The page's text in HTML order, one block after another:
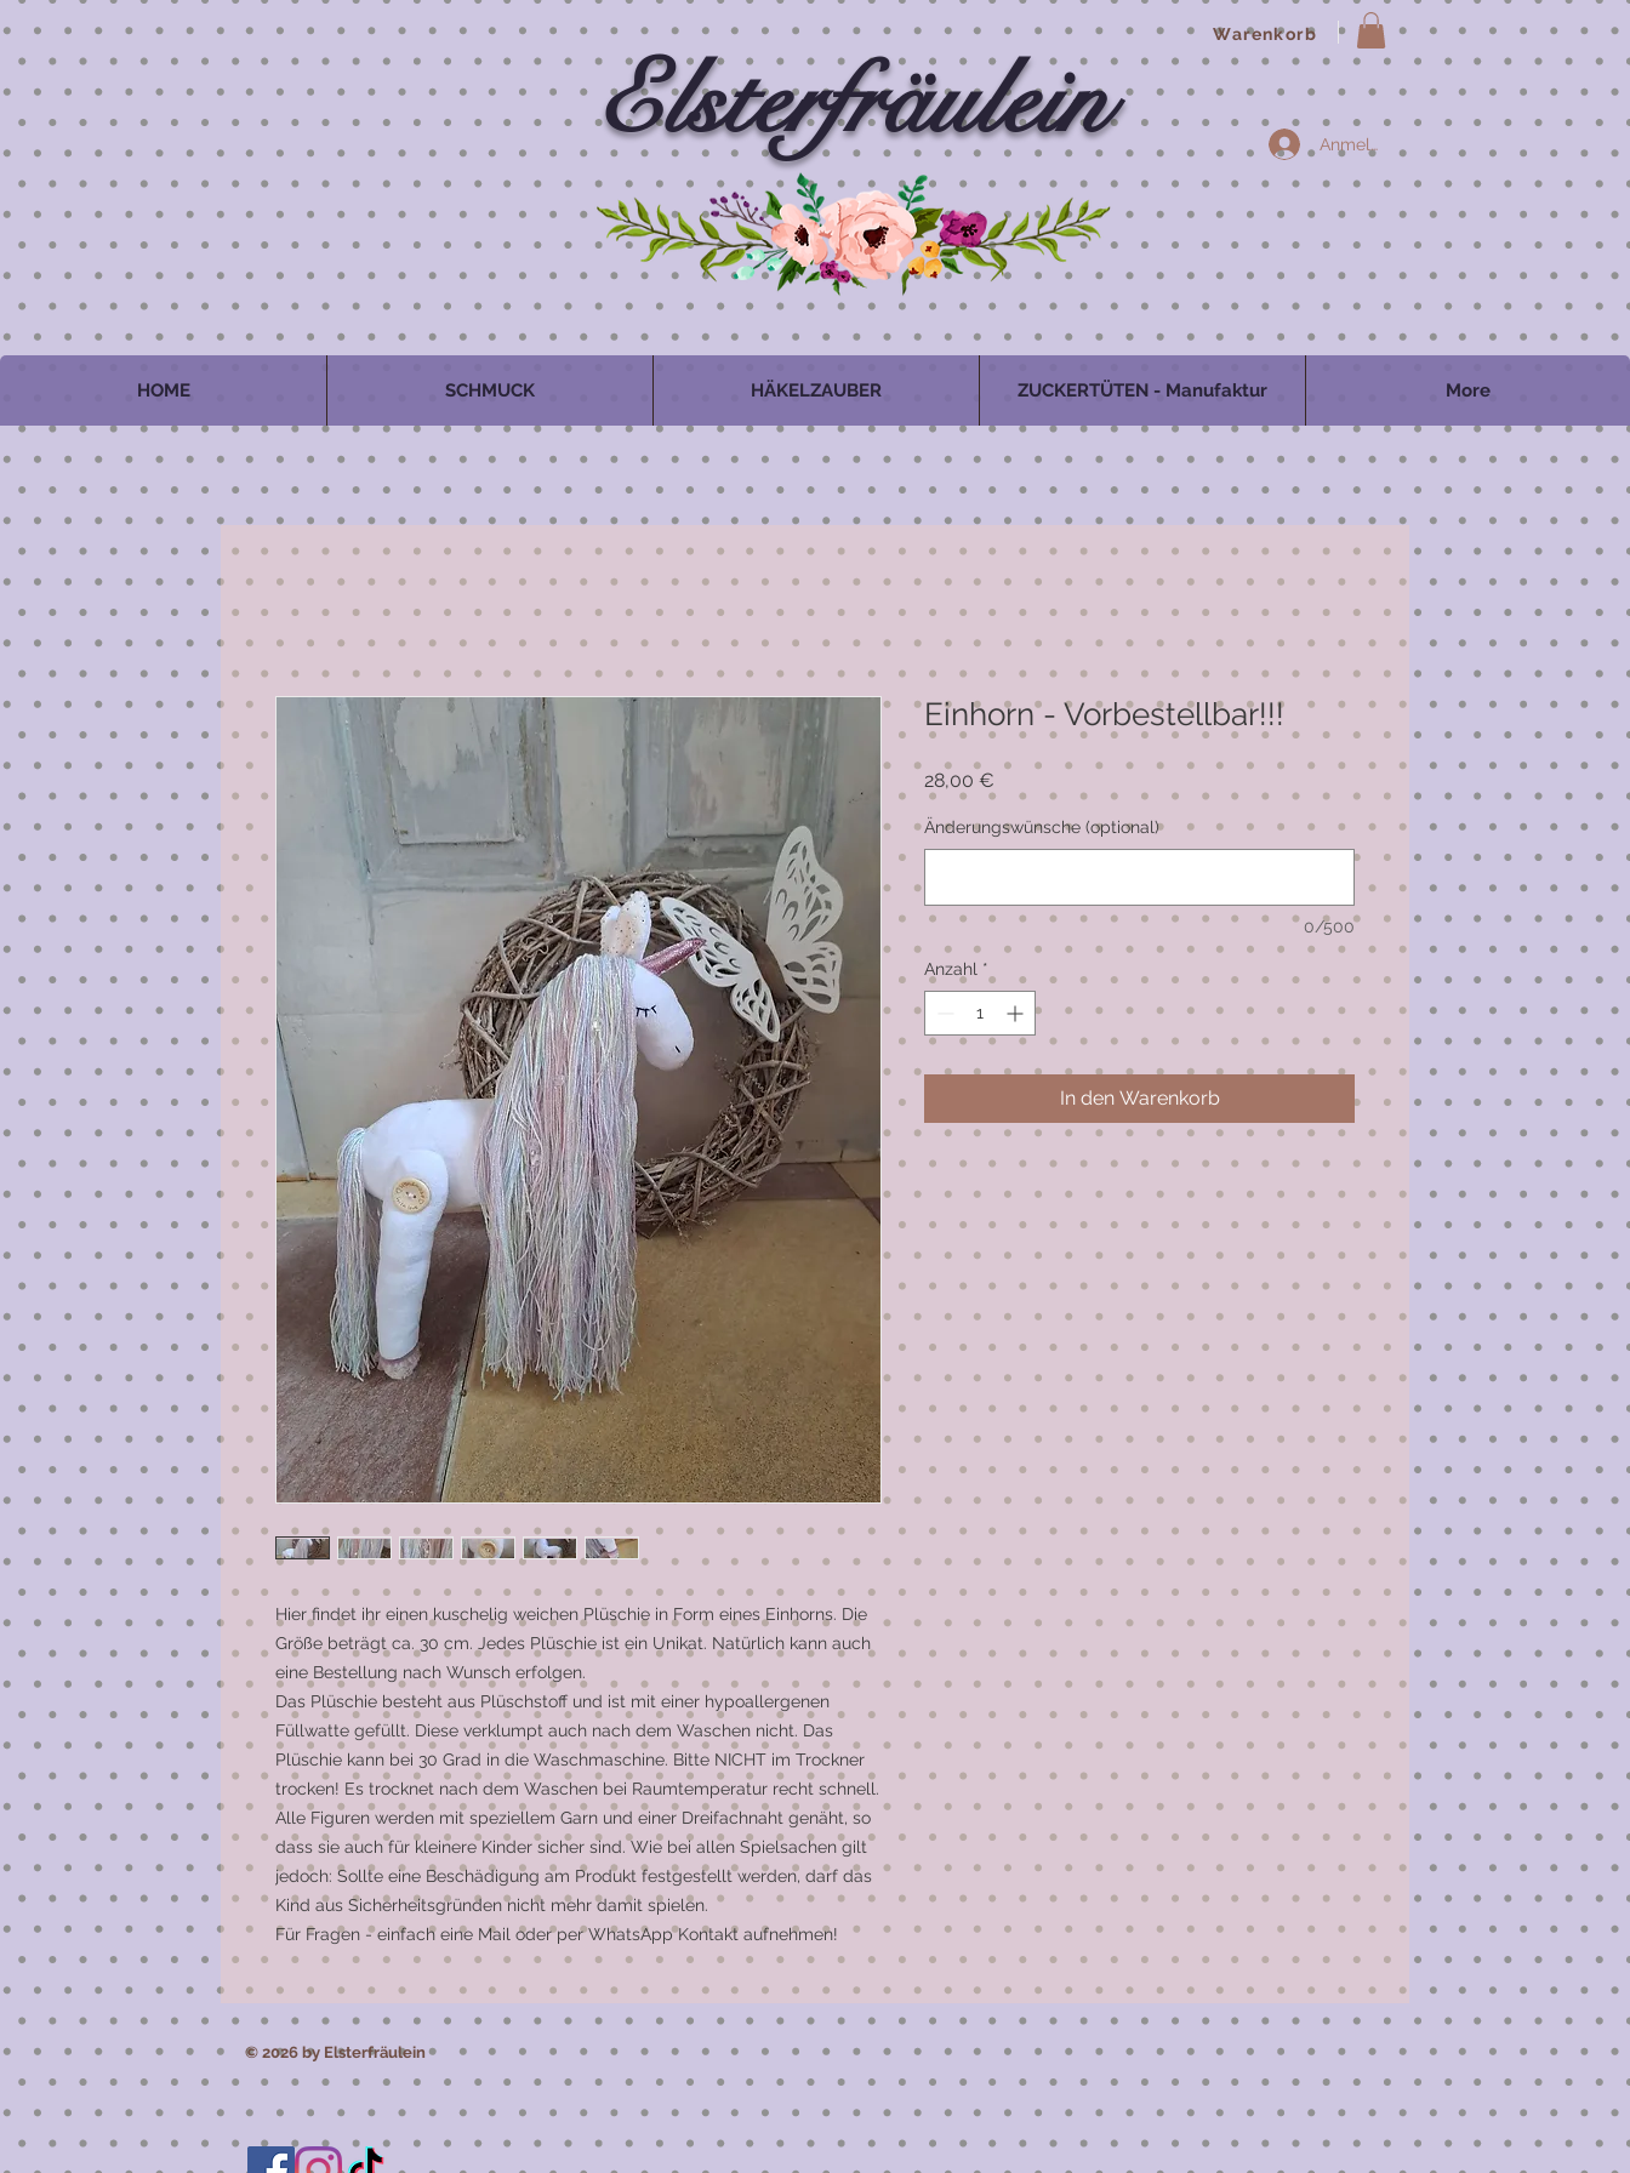
Warenkorb
Elsterfräulein
HOME SCHMUCK HÄKELZAUBER ZUCKERTÜTEN - Manufaktur More
Anmelden
Hier findet ihr einen kuschelig weichen Plüschie in Form eines Einhorns. Die
Größe beträgt ca. 30 cm. Jedes Plüschie ist ein Unikat. Natürlich kann auch
eine Bestellung nach Wunsch erfolgen.
Das Plüschie besteht aus Plüschstoff und ist mit einer hypoallergenen
Füllwatte gefüllt. Diese verklumpt auch nach dem Waschen nicht. Das
Plüschie kann bei 30 Grad in die Waschmaschine. Bitte NICHT im Trockner
trocken! Es trocknet nach dem Waschen bei Raumtemperatur recht schnell.
Alle Figuren werden mit speziellem Garn und einer Dreifachnaht genäht, so
dass sie auch für kleinere Kinder sicher sind. Wie bei allen Spielsachen gilt
jedoch: Sollte eine Beschädigung am Produkt festgestellt werden, darf das
Kind aus Sicherheitsgründen nicht mehr damit spielen.
Für Fragen - einfach eine Mail oder per WhatsApp Kontakt aufnehmen!
Einhorn - Vorbestellbar!!!
28,00 €
Änderungswünsche (optional)
0/500
Anzahl *
In den Warenkorb
© 2026 by Elsterfräulein